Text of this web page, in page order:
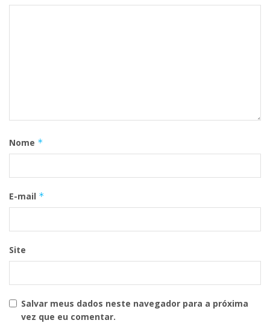
Nome *
E-mail *
Site
Salvar meus dados neste navegador para a próxima
vez que eu comentar.